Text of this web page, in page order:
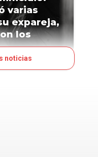
varias
expareja,
los
noticias